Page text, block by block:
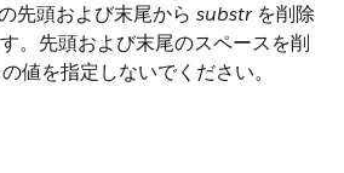
先頭および末尾から substrを削除
。先頭および末尾のスペースを削
値を指定しないでください。